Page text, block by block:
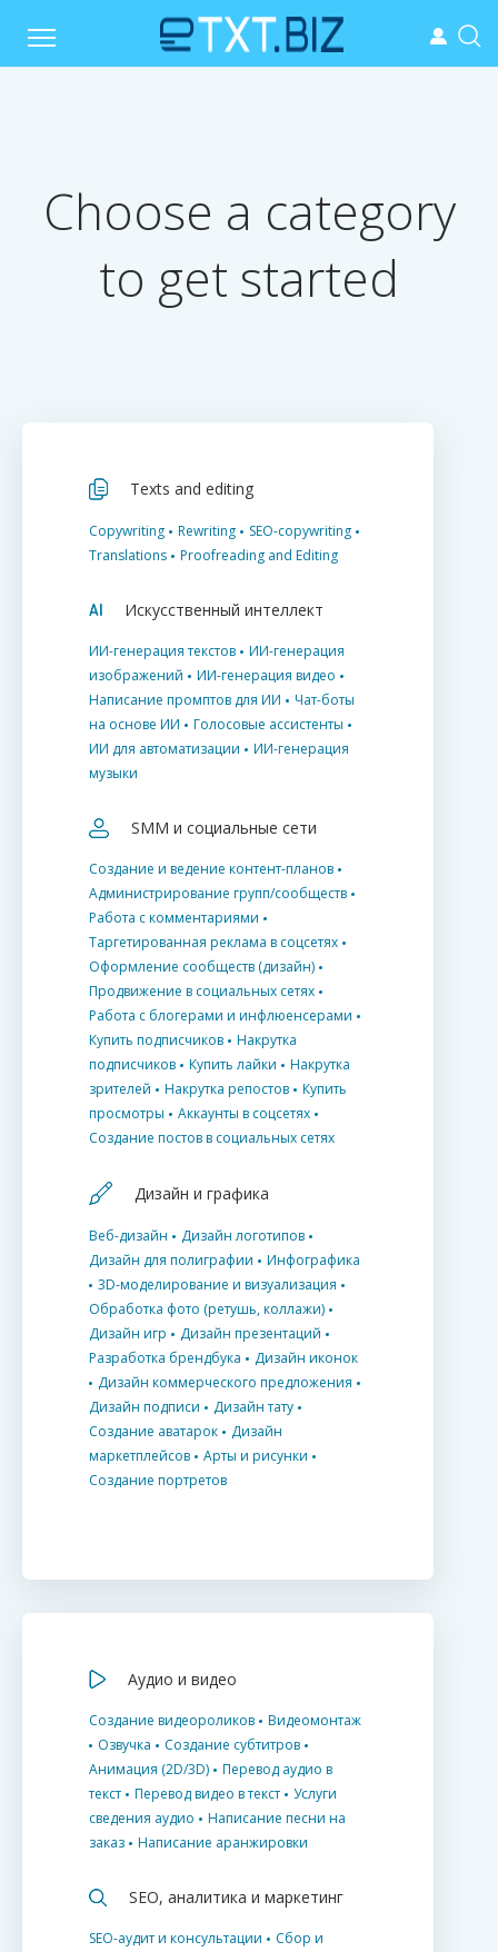
Choose a category
to get started
Texts and editing
Copywriting Rewriting
SEO-copywriting
Translations
Proofreading and Editing
Искусственный интеллект
ИИ-генерация текстов
ИИ-генерация
изображений
ИИ-генерация видео
Написание промптов для ИИ
Чат-боты
на основе ИИ
Голосовые ассистенты
ИИ для автоматизации
ИИ-генерация
музыки
SMM и социальные сети
Создание и ведение контент-планов
Администрирование групп/сообществ
Работа с комментариями
Таргетированная реклама в соцсетях
Оформление сообществ (дизайн)
Продвижение в социальных сетях
Работа с блогерами и инфлюенсерами
Купить подписчиков
Накрутка
подписчиков
Купить лайки
Накрутка
зрителей
Накрутка репостов
Купить
просмотры
Аккаунты в соцсетях
Создание постов в социальных сетях
Дизайн и графика
Веб-дизайн
Дизайн логотипов
Дизайн для полиграфии
Инфографика
3D-моделирование и визуализация
Обработка фото (ретушь, коллажи)
Дизайн игр
Дизайн презентаций
Разработка брендбука
Дизайн иконок
Дизайн коммерческого предложения
Дизайн подписи
Дизайн тату
Создание аватарок
Дизайн
маркетплейсов
Арты и рисунки
Создание портретов
Аудио и видео
Создание видеороликов
Видеомонтаж
Озвучка
Создание субтитров
Анимация (2D/3D)
Перевод аудио в
текст
Перевод видео в текст
Услуги
сведения аудио
Написание песни на
заказ
Написание аранжировки
SEO, аналитика и маркетинг
SEO-аудит и консультации
Сбор и